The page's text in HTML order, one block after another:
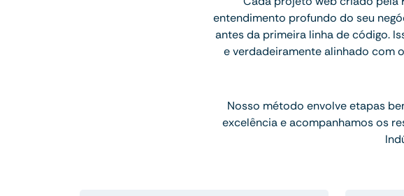
entendimento profundo do seu
antes da primeira linha de código.
e verdadeiramente alinhado com
Nosso método envolve etapas
excelência e acompanhamos os